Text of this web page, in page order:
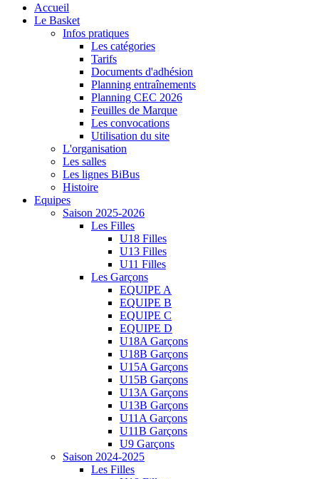
Accueil
Le Basket
Infos pratiques
Les catégories
Tarifs
Documents d'adhésion
Planning entraînements
Planning CEC 2026
Feuilles de Marque
Les convocations
Utilisation du site
L'organisation
Les salles
Les lignes BiBus
Histoire
Equipes
Saison 2025-2026
Les Filles
U18 Filles
U13 Filles
U11 Filles
Les Garçons
EQUIPE A
EQUIPE B
EQUIPE C
EQUIPE D
U18A Garçons
U18B Garçons
U15A Garçons
U15B Garçons
U13A Garçons
U13B Garçons
U11A Garçons
U11B Garçons
U9 Garçons
Saison 2024-2025
Les Filles